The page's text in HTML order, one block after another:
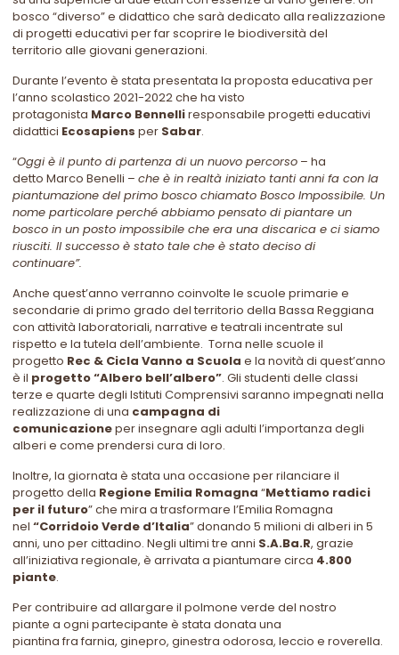
bosco “diverso” e didattico che sarà dedicato alla realizzazione
di progetti educativi per far scoprire le biodiversità del
territorio alle giovani generazioni.
Durante l’evento è stata presentata la proposta educativa per
l’anno scolastico 2021-2022 che ha visto
protagonista Marco Bennelliresponsabile progetti educativi
didattici Ecosapiensper Sabar.
“Oggi è il punto di partenza di un nuovo percorso – ha
detto Marco Benelli –che è in realtà iniziato tanti anni fa con la
piantumazione del primo bosco chiamato Bosco Impossibile. Un
nome particolare perché abbiamo pensato di piantare un
bosco in un posto impossibile che era una discarica e ci siamo
riusciti. Il successo è stato tale che è stato deciso di
continuare”.
Anche quest’anno verranno coinvolte le scuole primarie e
secondarie di primo grado del territorio della Bassa Reggiana
con attività laboratoriali, narrative e teatrali incentrate sul
rispetto e la tutela dell’ambiente. Torna nelle scuole il
progetto Rec & Cicla Vanno a Scuolae la novità di quest’anno
è il progetto “Albero bell’albero”. Gli studenti delle classi
terze e quarte degli Istituti Comprensivi saranno impegnati nella
realizzazione di una campagna di
comunicazioneper insegnare agli adulti l’importanza degli
alberi e come prendersi cura di loro.
Inoltre, la giornata è stata una occasione per rilanciare il
progetto della Regione Emilia Romagna “Mettiamo radici
per il futuro” che mira a trasformare l’Emilia Romagna
nel“Corridoio Verde d’Italia” donando 5 milioni di alberi in 5
anni, uno per cittadino. Negli ultimi tre anni S.A.Ba.R, grazie
all’iniziativa regionale, è arrivata a piantumare circa 4.800
piante.
Per contribuire ad allargare il polmone verde del nostro
piante a ogni partecipante è stata donata una
piantina fra farnia, ginepro, ginestra odorosa, leccio e roverella.